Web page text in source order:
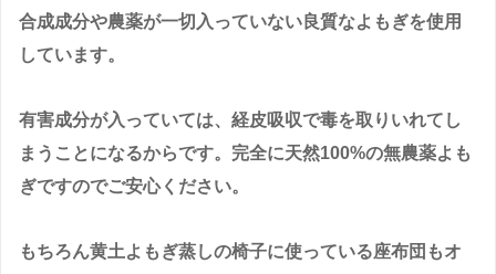
合成成分や農薬が一切入っていない良質なよもぎを使用
しています。
有害成分が入っていては、経皮吸収で毒を取りいれてし
まうことになるからです。完全に天然100%の無農薬よも
ぎですのでご安心ください。
もちろん黄土よもぎ蒸しの椅子に使っている座布団もオ